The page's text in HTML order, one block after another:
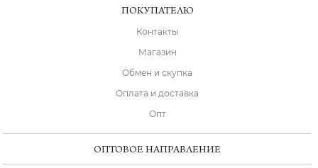
ПОКУПАТЕЛЮ
Контакты
Магазин
Обмен и скупка
Оплата и доставка
Опт
ОПТОВОЕ НАПРАВЛЕНИЕ